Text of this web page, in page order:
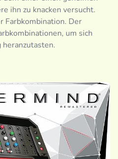
ihn zu knacken versucht.
Farbkombination. Der
um sich